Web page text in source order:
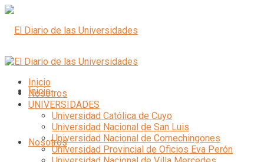
Inicio
Nosotros
Inicio
Nosotros
UNIVERSIDADES
Universidad Católica de Cuyo
Universidad Nacional de San Luis
Universidad Nacional de Comechingones
Universidad Provincial de Oficios Eva Perón